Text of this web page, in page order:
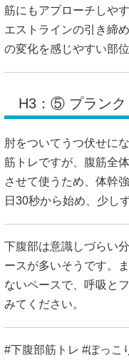
筋にもアプローチしや
エストラインの引き締
の変化を感じやすい部位
H3：⑤ プランク
肘をついてうつ伏せに
筋トレですが、腹筋全
させて使うため、体幹
日30秒から始め、少し
下腹部は意識しづらい
ースが多いそうです。
ないペースで、呼吸と
みてください。
#下腹部筋トレ #ぽっこ